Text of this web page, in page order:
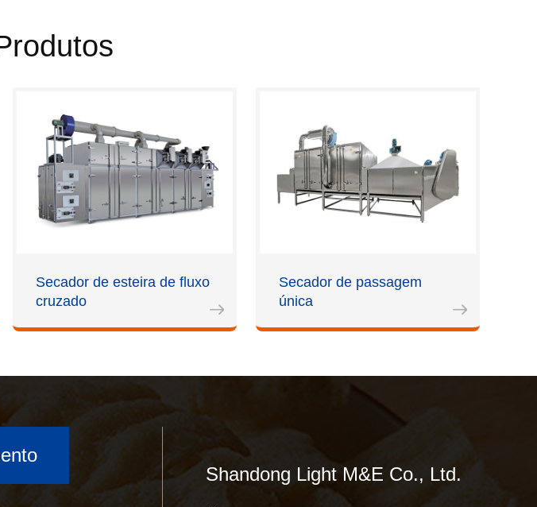
Secador de esteira de fluxo
cruzado
Secador de passagem
única
Shandong Light M&E Co., Ltd.